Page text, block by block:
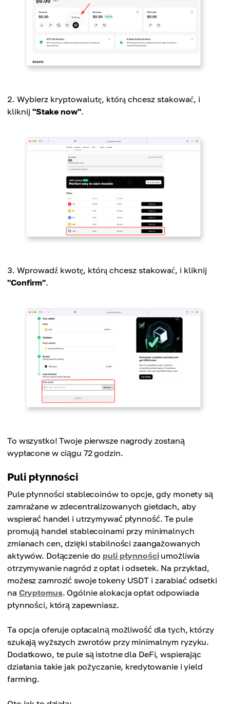
Wybierz kryptowalutę, którą chcesz stakować, i
kliknij "Stake now".
Wprowadź kwotę, którą chcesz stakować, i kliknij
"Confirm".
To wszystko! Twoje pierwsze nagrody zostaną
wypłacone w ciągu 72 godzin.
Puli płynności
Pule płynności stablecoinów to opcje, gdy monety są
zamrażane w zdecentralizowanych giełdach, aby
wspierać handel i utrzymywać płynność. Te pule
promują handel stablecoinami przy minimalnych
zmianach cen, dzięki stabilności zaangażowanych
aktywów. Dołączenie dopuli płynnościumożliwia
otrzymywanie nagród z opłat i odsetek. Na przykład,
możesz zamrozić swoje tokeny USDT i zarabiać odsetki
na Cryptomus. Ogólnie alokacja opłat odpowiada
płynności, którą zapewniasz.
Ta opcja oferuje opłacalną możliwość dla tych, którzy
szukają wyższych zwrotów przy minimalnym ryzyku.
Dodatkowo, te pule są istotne dla DeFi, wspierając
działania takie jak pożyczanie, kredytowanie i yield
farming.